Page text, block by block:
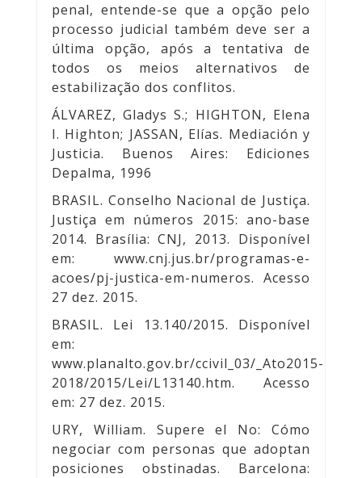
penal, entende-se que a opção pelo
processo judicial também deve ser a
última opção, após a tentativa de
todos os meios alternativos de
estabilização dos conflitos.
ÁLVAREZ, Gladys S.; HIGHTON, Elena
I. Highton; JASSAN, Elías. Mediación y
Justicia. Buenos Aires: Ediciones
Depalma, 1996
BRASIL. Conselho Nacional de Justiça.
Justiça em números 2015: ano-base
2014. Brasília: CNJ, 2013. Disponível
em:www.cnj.jus.br/programas-e-
acoes/pj-justica-em-numeros. Acesso
27 dez. 2015.
BRASIL. Lei 13.140/2015. Disponível
em:
www.planalto.gov.br/ccivil_03/_Ato2015-
2018/2015/Lei/L13140.htm. Acesso
em: 27 dez. 2015.
URY, William. Supere el No: Cómo
negociar com personas que adoptan
posiciones obstinadas. Barcelona: